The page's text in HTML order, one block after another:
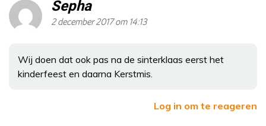
Sepha
2 december 2017 om 14:13
Wij doen dat ook pas na de sinterklaas eerst het
kinderfeest en daarna Kerstmis.
Log in om te reageren